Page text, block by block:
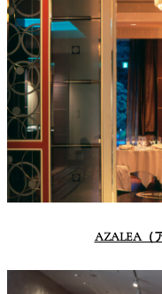
西洋料理
トゥールダル
ジャン 東京
ト
ィ
オーバカナル
中国料理
大観苑＜
TAIKAN EN＞
リブルーム
AZALEA（